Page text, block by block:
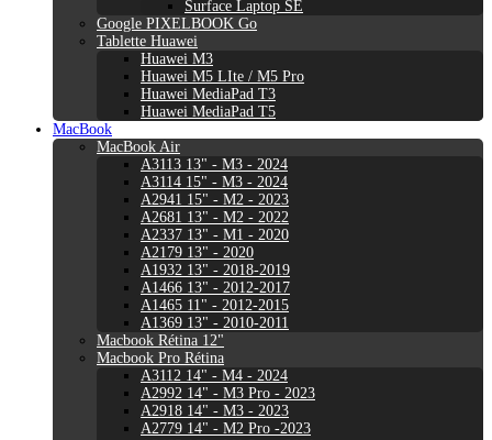
Surface Laptop SE
Google PIXELBOOK Go
Tablette Huawei
Huawei M3
Huawei M5 LIte / M5 Pro
Huawei MediaPad T3
Huawei MediaPad T5
MacBook
MacBook Air
A3113 13" - M3 - 2024
A3114 15" - M3 - 2024
A2941 15" - M2 - 2023
A2681 13" - M2 - 2022
A2337 13" - M1 - 2020
A2179 13" - 2020
A1932 13" - 2018-2019
A1466 13" - 2012-2017
A1465 11" - 2012-2015
A1369 13" - 2010-2011
Macbook Rétina 12"
Macbook Pro Rétina
A3112 14" - M4 - 2024
A2992 14" - M3 Pro - 2023
A2918 14" - M3 - 2023
A2779 14" - M2 Pro -2023